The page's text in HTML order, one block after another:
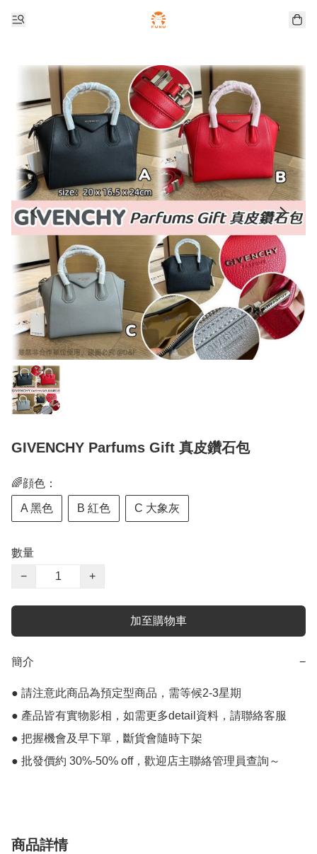
GIVENCHY Parfums Gift 真皮鑽石包
🌈顔色：
A 黑色 B 紅色 C 大象灰
數量
−
+
加至購物車
簡介 −
● 請注意此商品為預定型商品，需等候2-3星期
● 產品皆有實物影相，如需更多detail資料，請聯絡客服
● 把握機會及早下單，斷貨會隨時下架
● 批發價約 30%-50% off，歡迎店主聯絡管理員查詢～
商品詳情